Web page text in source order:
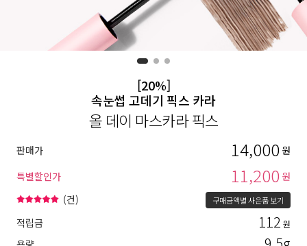
[20%]
속눈썹 고데기 픽스 카라
올 데이 마스카라 픽스
판매가 14,000 원
특별할인가
11,200 원
(건) 구매금액별 사은품 보기
적립금 112 원